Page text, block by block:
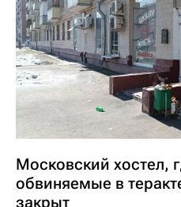
Московский хостел,
обвиняемые в
закрыт